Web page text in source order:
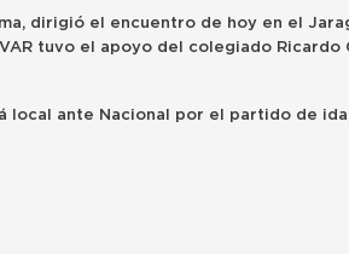
dirigió el encuentro de hoy en el
tuvo el apoyo del colegiado Ricardo
local ante Nacional por el partido de